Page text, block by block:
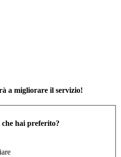
a migliorare il servizio!
hai preferito?